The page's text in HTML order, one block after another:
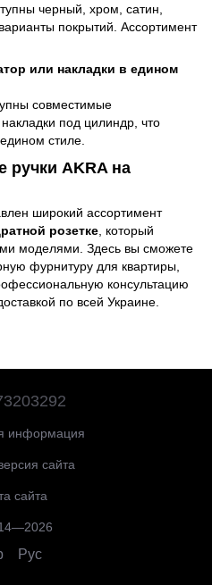
черный, хром, сатин,
покрытий. Ассортимент
или накладки в едином
совместимые
под цилиндр, что
стиле.
ручки AKRA на
широкий ассортимент
розетке, который
моделями. Здесь вы сможете
фурнитуру для квартиры,
консультацию
по всей Украине.
информация
сайта
сайта
Рус